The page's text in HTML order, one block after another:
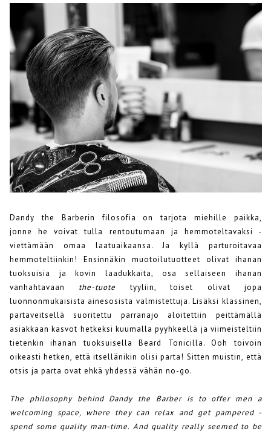
Dandy the Barberin filosofia on tarjota miehille paikka,
jonne he voivat tulla rentoutumaan ja hemmoteltavaksi -
viettämään omaa laatuaikaansa. Ja kyllä parturoitavaa
hemmoteltiinkin! Ensinnäkin muotoilutuotteet olivat ihanan
tuoksuisia ja kovin laadukkaita, osa sellaiseen ihanan
vanhahtavaan the-tuote tyyliin, toiset olivat jopa
luonnonmukaisista ainesosista valmistettuja. Lisäksi klassinen,
partaveitsellä suoritettu parranajo aloitettiin peittämällä
asiakkaan kasvot hetkeksi kuumalla pyyhkeellä ja viimeisteltiin
tietenkin ihanan tuoksuisella Beard Tonicilla. Ooh toivoin
oikeasti hetken, että itsellänikin olisi parta! Sitten muistin, että
otsis ja parta ovat ehkä yhdessä vähän no-go.
The philosophy behind Dandy the Barber is to offer men a
welcoming space, where they can relax and get pampered -
spend some quality man-time. And quality really seemed to be